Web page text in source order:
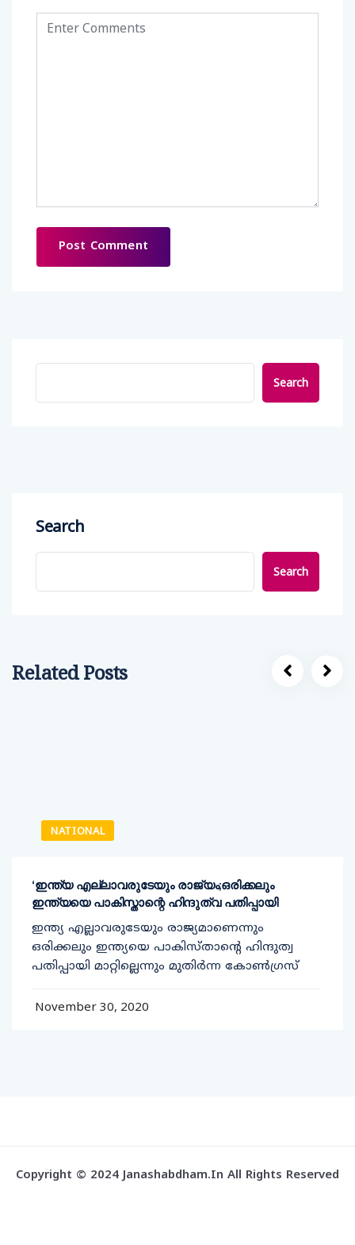
Search
Search
Search
Related Posts
NATIONAL
‘ഇന്ത്യ എല്ലാവരുടേയും രാജ്യം;ഒരിക്കലും
ഇന്ത്യയെ പാകിസ്താന്റെ ഹിന്ദുത്വ പതിപ്പായി
ഇന്ത്യ എല്ലാവരുടേയും രാജ്യമാണെന്നും
ഒരിക്കലും ഇന്ത്യയെ പാകിസ്താന്റെ ഹിന്ദുത്വ
പതിപ്പായി മാറ്റില്ലെന്നും മുതിര്‍ന്ന കോണ്‍ഗ്രസ്
November 30, 2020
Copyright © 2024 Janashabdham.in All Rights Reserved